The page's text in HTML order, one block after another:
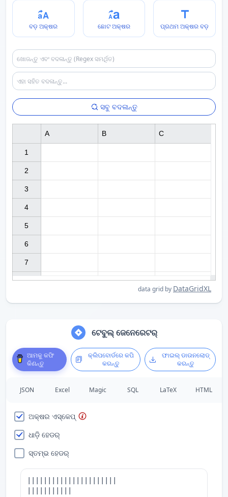
ବଡ଼ ଅକ୍ଷର ଛୋଟ ଅକ୍ଷର ପ୍ରଥମ ଅକ୍ଷର ବଡ଼
ସବୁ ବଦଳାନ୍ତୁ
1
2
3
4
5
6
7
A B C
data grid by DataGridXL
ଟେବୁଲ୍ ଜେନେରେଟର୍
ଆମକୁ କଫି
କିଣନ୍ତୁ
କ୍ଲିପବୋର୍ଡରେ କପି
କରନ୍ତୁ
ଫାଇଲ୍ ଡାଉନଲୋଡ୍
କରନ୍ତୁ
JSON Excel Magic SQL LaTeX HTML
ଅକ୍ଷର ଏସ୍କେପ୍
ଧାଡ଼ି ହେଡର୍
ସ୍ତମ୍ଭ ହେଡର୍